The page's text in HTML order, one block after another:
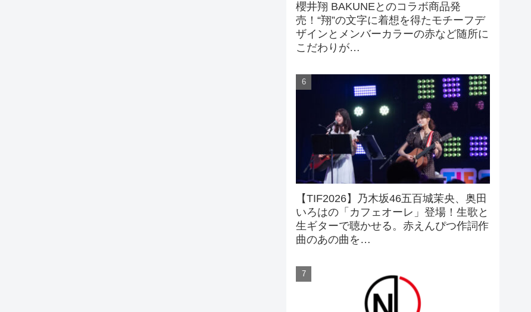
櫻井翔 BAKUNEとのコラボ商品発
売！“翔”の文字に着想を得たモチーフデ
ザインとメンバーカラーの赤など随所に
こだわりが…
【TIF2026】乃木坂46五百城茉央、奥田
いろはの「カフェオーレ」登場！生歌と
生ギターで聴かせる。赤えんぴつ作詞作
曲のあの曲を…